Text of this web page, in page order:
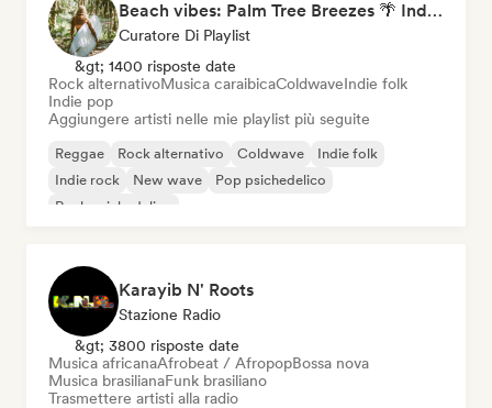
Beach vibes: Palm Tree Breezes 🌴 Indie Folk, Acoustic & Singer-Songwriter
Curatore Di Playlist
&gt; 1400 risposte date
Rock alternativoMusica caraibicaColdwaveIndie folk
Indie pop
Aggiungere artisti nelle mie playlist più seguite
Reggae Rock alternativo Coldwave
Indie folk
Indie rock
New wave
Pop psichedelico
Rock psichedelico
Karayib N' Roots
Stazione Radio
&gt; 3800 risposte date
Musica africanaAfrobeat / AfropopBossa nova
Musica brasilianaFunk brasiliano
Trasmettere artisti alla radio